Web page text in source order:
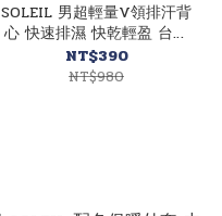
SOLEIL 男超輕量V領排汗背
心 快速排濕 快乾輕盈 台灣
製造MIT 10DCV006
NT$390
NT$980